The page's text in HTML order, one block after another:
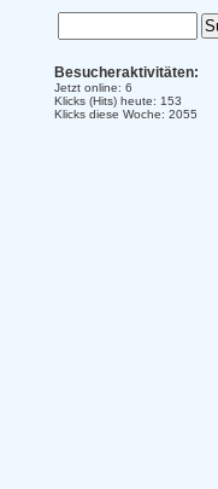
Besucheraktivitäten:
Jetzt online: 6
Klicks (Hits) heute: 153
Klicks diese Woche: 2055